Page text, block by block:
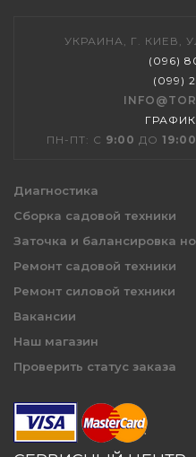
УКРАИНА, Г. КИЕВ,
(096)
(099)
ПН-ПТ: С 9:00 ДО 19:00
Диагностика
Сборка садовой техники
Заточка и балансировка
Ремонт садовой техники
Ремонт силовой техники
Вакансии
Наш магазин
Проверить статус заказа